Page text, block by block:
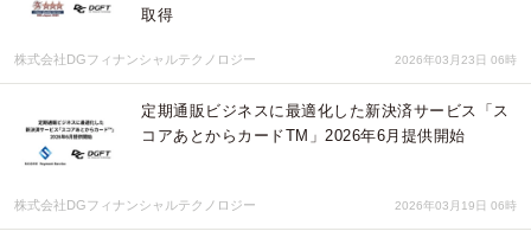
取得
株式会社DGフィナンシャルテクノロジー 2026年03月23日 06時
定期通販ビジネスに最適化した新決済サービス「ス
コアあとからカードTM」2026年6月提供開始
株式会社DGフィナンシャルテクノロジー 2026年03月19日 06時